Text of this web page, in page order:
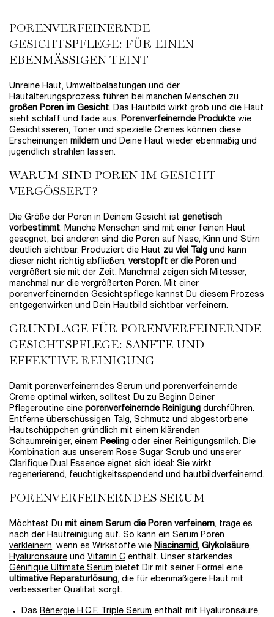
(2.600,00 €/1l.)
PORENVERFEINERNDE
GESICHTSPFLEGE: FÜR EINEN
EBENMÄSSIGEN TEINT
Unreine Haut, Umweltbelastungen und der
Hautalterungsprozess führen bei manchen Menschen zu
großen Poren im Gesicht. Das Hautbild wirkt grob und die Haut
sieht schlaff und fade aus. Porenverfeinernde Produktewie
Gesichtsseren, Toner und spezielle Cremes können diese
Erscheinungen mildern und Deine Haut wieder ebenmäßig und
jugendlich strahlen lassen.
WARUM SIND POREN IM GESICHT
VERGÖSSERT?
Die Größe der Poren in Deinem Gesicht ist genetisch
vorbestimmt. Manche Menschen sind mit einer feinen Haut
gesegnet, bei anderen sind die Poren auf Nase, Kinn und Stirn
deutlich sichtbar. Produziert die Haut zu viel Talg und kann
dieser nicht richtig abfließen, verstopft er die Poren und
vergrößert sie mit der Zeit. Manchmal zeigen sich Mitesser,
manchmal nur die vergrößerten Poren. Mit einer
porenverfeinernden Gesichtspflege kannst Du diesem Prozess
entgegenwirken und Dein Hautbild sichtbar verfeinern.
GRUNDLAGE FÜR PORENVERFEINERNDE
GESICHTSPFLEGE: SANFTE UND
EFFEKTIVE REINIGUNG
Damit porenverfeinerndes Serum und porenverfeinernde
Creme optimal wirken, solltest Du zu Beginn Deiner
Pflegeroutine eine porenverfeinernde Reinigung durchführen.
Entferne überschüssigen Talg, Schmutz und abgestorbene
Hautschüppchen gründlich mit einem klärenden
Schaumreiniger, einem Peeling oder einer Reinigungsmilch. Die
Kombination aus unserem Rose Sugar Scrub und unserer
Clarifique Dual Essence eignet sich ideal: Sie wirkt
regenerierend, feuchtigkeitsspendend und hautbildverfeinernd.
PORENVERFEINERNDES SERUM
Möchtest Du mit einem Serum die Poren verfeinern, trage es
nach der Hautreinigung auf. So kann ein Serum Poren
verkleinern, wenn es Wirkstoffe wie Niacinamid, Glykolsäure,
Hyaluronsäure und Vitamin C enthält. Unser stärkendes
Génifique Ultimate Serum bietet Dir mit seiner Formel eine
ultimative Reparaturlösung, die für ebenmäßigere Haut mit
verbesserter Qualität sorgt.
Das Rénergie H.C.F. Triple Serum enthält mit Hyaluronsäure,